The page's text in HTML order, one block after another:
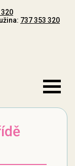
320
737 353 320